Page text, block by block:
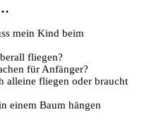
mein Kind beim
fliegen?
für Anfänger?
alleine fliegen oder braucht
einem Baum hängen